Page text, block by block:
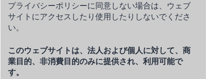
プライバシーポリシーに同意しない場合は、ウェブ
サイトにアクセスしたり使用したりしないでくださ
い。
このウェブサイトは、法人および個人に対して、商
業目的、非消費目的のみに提供され、利用可能で
す。